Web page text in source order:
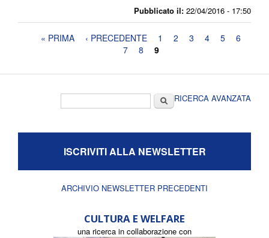
Pubblicato il: 22/04/2016 - 17:50
Pagine« PRIMA ‹ PRECEDENTE 1 2 3 4 5
6
7
8 9
CercaRICERCA AVANZATA
ISCRIVITI ALLA NEWSLETTER
ARCHIVIO NEWSLETTER PRECEDENTI
CULTURA E WELFARE
una ricerca in collaborazione con